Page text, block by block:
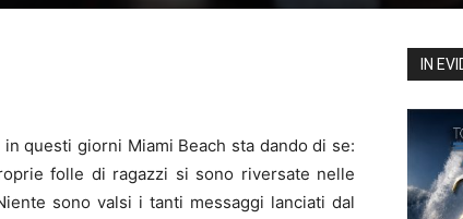
questi giorni Miami Beach sta dando di se:
folle di ragazzi si sono riversate nelle
sono valsi i tanti messaggi lanciati dal
IN